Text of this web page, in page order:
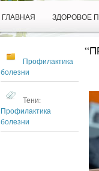
ГЛАВНАЯ ЗДОРОВОЕ
Профилактика
болезни
Тени:
Профилактика
болезни